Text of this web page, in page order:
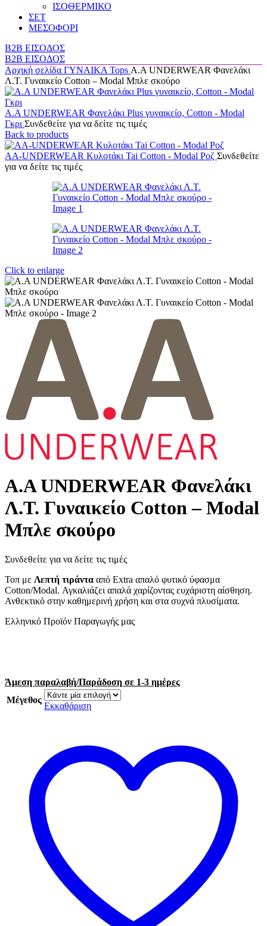
ΙΣΟΘΕΡΜΙΚΟ
ΣΕΤ
ΜΕΣΟΦΟΡΙ
B2B ΕΙΣΟΔΟΣ
B2B ΕΙΣΟΔΟΣ
Αρχική σελίδα ΓΥΝΑΙΚΑ Tops Α.A UNDERWEAR Φανελάκι
Λ.Τ. Γυναικείο Cotton – Modal Μπλε σκούρο
Α.A UNDERWEAR Φανελάκι Plus γυναικείο, Cotton - Modal
Γκρι Συνδεθείτε για να δείτε τις τιμές
Back to products
AA-UNDERWEAR Κυλοτάκι Tai Cotton - Modal Ροζ Συνδεθείτε
για να δείτε τις τιμές
Click to enlarge
Α.A UNDERWEAR Φανελάκι
Λ.Τ. Γυναικείο Cotton – Modal
Μπλε σκούρο
Συνδεθείτε για να δείτε τις τιμές
Τοπ με Λεπτή τιράντα από Extra απαλό φυτικό ύφασμα
Cotton/Modal. Αγκαλιάζει απαλά χαρίζοντας ευχάριστη αίσθηση.
Ανθεκτικό στην καθημερινή χρήση και στα συχνά πλυσίματα.
Ελληνικό Προϊόν Παραγωγής μας
Άμεση παραλαβή/Παράδοση σε 1-3 ημέρες
Μέγεθος
Εκκαθάριση